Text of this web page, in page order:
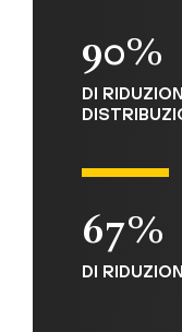
90%
DI
67%
DI